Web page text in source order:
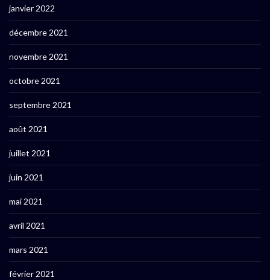
janvier 2022
décembre 2021
novembre 2021
octobre 2021
septembre 2021
août 2021
juillet 2021
juin 2021
mai 2021
avril 2021
mars 2021
février 2021